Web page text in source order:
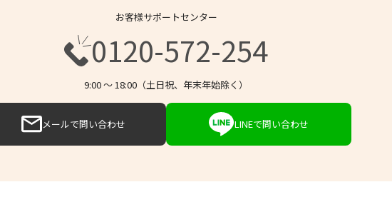
お客様サポートセンター
0120-572-254
9:00 〜 18:00（土日祝、年末年始除く）
メールで問い合わせ LINEで問い合わせ